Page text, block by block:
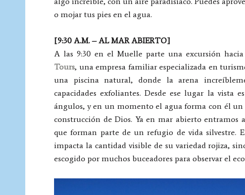
o mojar tus pies en el agua.
[9:30 A.M. – AL MAR ABIERTO]
A las 9:30 en el Muelle parte una excursión
Tours, una empresa familiar especializada en
una piscina natural, donde la arena
capacidades exfoliantes. Desde ese lugar la vista
ángulos, y en un momento el agua forma con él un
construcción de Dios. Ya en mar abierto entramos
que forman parte de un refugio de vida silvestre.
impacta la cantidad visible de su variedad rojiza,
escogido por muchos buceadores para observar el